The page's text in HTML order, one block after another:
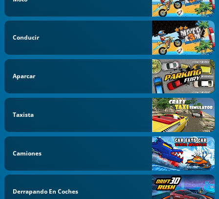
Conducir
Aparcar
Taxista
Camiones
Derrapando En Coches